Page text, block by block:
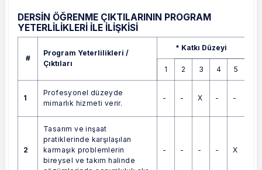
DERSİN ÖĞRENME ÇIKTILARININ PROGRAM
YETERLİLİKLERİ İLE İLİŞKİSİ
#
Program Yeterlilikleri /
Çıktıları
* Katkı Düzeyi
1 2 3 4 5
1
Profesyonel düzeyde
mimarlık hizmeti verir.
- - X - -
2
Tasarım ve inşaat
pratiklerinde karşılaşılan
karmaşık problemlerin
bireysel ve takım halinde
- - - - X